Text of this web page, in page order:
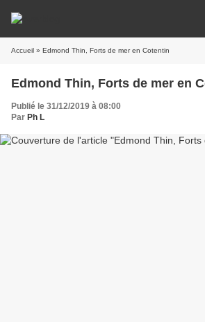
Accueil » Edmond Thin, Forts de mer en Cotentin
Edmond Thin, Forts de mer en
Publié le 31/12/2019 à 08:00
Par Ph L